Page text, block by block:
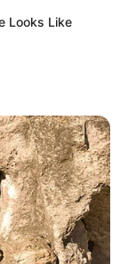
Looks Like